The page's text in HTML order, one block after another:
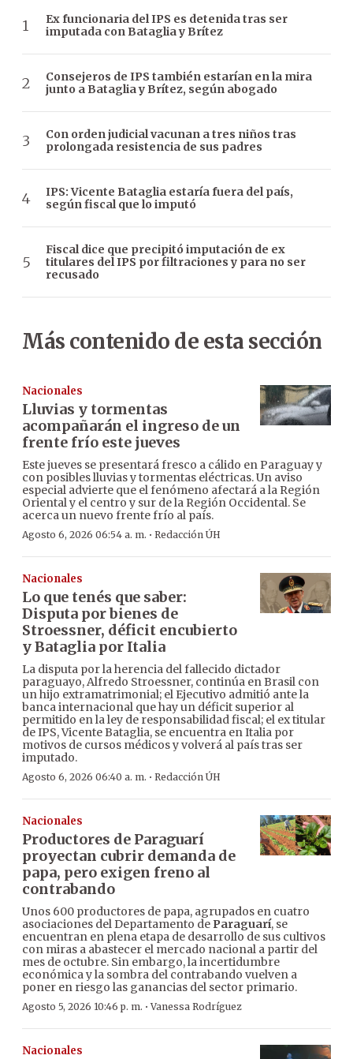
Ex funcionaria del IPS es detenida tras ser
imputada con Bataglia y Brítez
Consejeros de IPS también estarían en la mira
junto a Bataglia y Brítez, según abogado
Con orden judicial vacunan a tres niños tras
prolongada resistencia de sus padres
IPS: Vicente Bataglia estaría fuera del país,
según fiscal que lo imputó
Fiscal dice que precipitó imputación de ex
titulares del IPS por filtraciones y para no ser
recusado
Más contenido de esta sección
Nacionales
Lluvias y tormentas
acompañarán el ingreso de un
frente frío este jueves
Este jueves se presentará fresco a cálido en Paraguay y
con posibles lluvias y tormentas eléctricas. Un aviso
especial advierte que el fenómeno afectará a la Región
Oriental y el centro y sur de la Región Occidental. Se
acerca un nuevo frente frío al país.
Agosto 6, 2026 06:54 a. m. · Redacción ÚH
Nacionales
Lo que tenés que saber:
Disputa por bienes de
Stroessner, déficit encubierto
y Bataglia por Italia
La disputa por la herencia del fallecido dictador
paraguayo, Alfredo Stroessner, continúa en Brasil con
un hijo extramatrimonial; el Ejecutivo admitió ante la
banca internacional que hay un déficit superior al
permitido en la ley de responsabilidad fiscal; el ex titular
de IPS, Vicente Bataglia, se encuentra en Italia por
motivos de cursos médicos y volverá al país tras ser
imputado.
Agosto 6, 2026 06:40 a. m. · Redacción ÚH
Nacionales
Productores de Paraguarí
proyectan cubrir demanda de
papa, pero exigen freno al
contrabando
Unos 600 productores de papa, agrupados en cuatro
asociaciones del Departamento de Paraguarí, se
encuentran en plena etapa de desarrollo de sus cultivos
con miras a abastecer el mercado nacional a partir del
mes de octubre. Sin embargo, la incertidumbre
económica y la sombra del contrabando vuelven a
poner en riesgo las ganancias del sector primario.
Agosto 5, 2026 10:46 p. m. ·Vanessa Rodríguez
Nacionales